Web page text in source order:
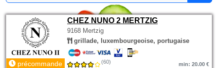
CHEZ NUNO 2 MERTZIG
9168 Mertzig
grillade, luxembourgeoise, portugaise
précommande (60) min: 20.00 €